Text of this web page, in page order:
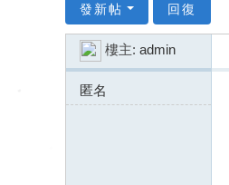
灣
外
發新帖 回復
樓主: admin
匿名
172.69.214.x:51708